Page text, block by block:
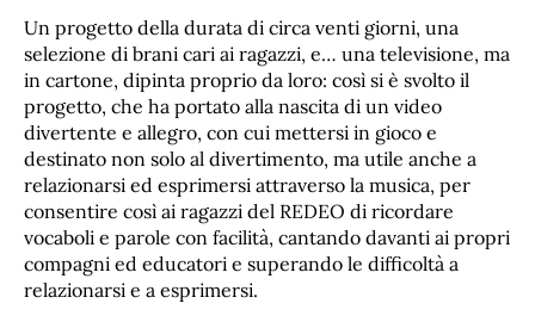
Un progetto della durata di circa venti giorni, una
selezione di brani cari ai ragazzi, e… una televisione, ma
in cartone, dipinta proprio da loro: così si è svolto il
progetto, che ha portato alla nascita di un video
divertente e allegro, con cui mettersi in gioco e
destinato non solo al divertimento, ma utile anche a
relazionarsi ed esprimersi attraverso la musica, per
consentire così ai ragazzi del REDEO di ricordare
vocaboli e parole con facilità, cantando davanti ai propri
compagni ed educatori e superando le difficoltà a
relazionarsi e a esprimersi.